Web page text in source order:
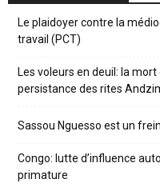
Le plaidoyer contre la
travail (PCT)
Les voleurs en deuil: la
persistance des rites
Sassou Nguesso est un
Congo: lutte d’influence
primature